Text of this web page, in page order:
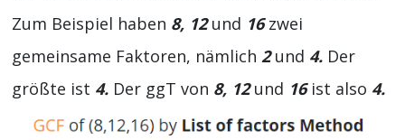
Zum Beispiel haben 8, 12und 16zwei
gemeinsame Faktoren, nämlich 2und 4. Der
größte ist 4. Der ggT von 8, 12und 16 ist also 4.